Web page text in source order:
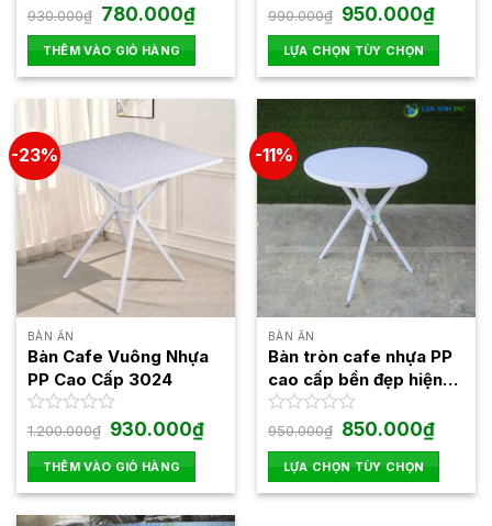
Được
hạng
0
5
sao
930.000₫ Giá
gốc
là:
930.000₫.
780.000₫Giá
hiện
tại
là:
780.000₫.
THÊM VÀO GIỎ HÀNG
Được
hạng
0
5
sao
990.000₫ Giá
gốc
là:
990.000₫.
950.000₫Giá
hiện
tại
là:
LỰA CHỌN TÙY CHỌN
Sản
phẩm
này
có
nhiều
biến
tùy
thể
được
chọn
trên
trang
phẩm
-23%
BÀN ĂN
Bàn Cafe Vuông Nhựa
PP Cao Cấp 3024
Được
hạng
0
5
sao
1.200.000₫ Giá
gốc
là:
1.200.000₫.
930.000₫Giá
hiện
930.000₫.
THÊM VÀO GIỎ HÀNG
-11%
BÀN ĂN
Bàn tròn cafe nhựa PP
cao cấp bền đẹp hiện
đại 3025
Được
hạng
0
5
950.000₫ Giá
gốc
là:
950.000₫.
850.000₫Giá
hiện
tại
là:
LỰA CHỌN TÙY CHỌN
Sản